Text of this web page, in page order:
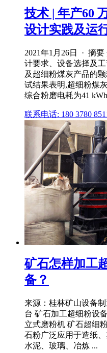
技术 | 年产60
设计实践及运
2021年1月26日 · 摘
计要求、设备选择及
及超细粉煤灰产品的
试结果表明,超细粉煤
综合粉磨电耗为41
联系电话: 180 3780
矿石怎样加工
备？
来源：桂林矿山设备
台 矿石加工超细粉设
立式磨粉机 矿石超细
石粉广泛应用于造纸
水泥、玻璃、冶炼 ...